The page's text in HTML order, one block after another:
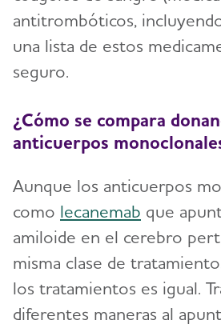
antitrombóticos,
una lista de estos
seguro.
¿Cómo se compara
anticuerpos
Aunque los anticuerpos
como lecanemab que
amiloide en el cerebro
misma clase de
los tratamientos es igual.
diferentes maneras al